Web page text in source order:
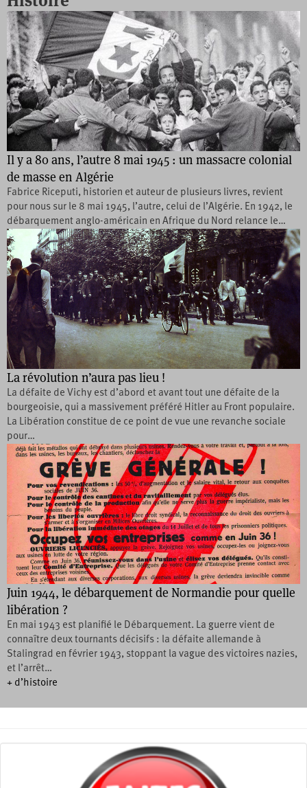
Il y a 80 ans, l’autre 8 mai 1945 : un massacre colonial
de masse en Algérie
Fabrice Riceputi, historien et auteur de plusieurs livres, revient
pour nous sur le 8 mai 1945, l’autre, celui de l’Algérie. En 1942, le
débarquement anglo-américain en Afrique du Nord relance le…
La révolution n’aura pas lieu !
La défaite de Vichy est d’abord et avant tout une défaite de la
bourgeoisie, qui a massivement préféré Hitler au Front populaire.
La Libération constitue de ce point de vue une revanche sociale
pour…
Juin 1944, le débarquement de Normandie pour quelle
libération ?
En mai 1943 est planifié le Débarquement. La guerre vient de
connaître deux tournants décisifs : la défaite allemande à
Stalingrad en février 1943, stoppant la vague des victoires nazies,
et l’arrêt…
+ d’histoire